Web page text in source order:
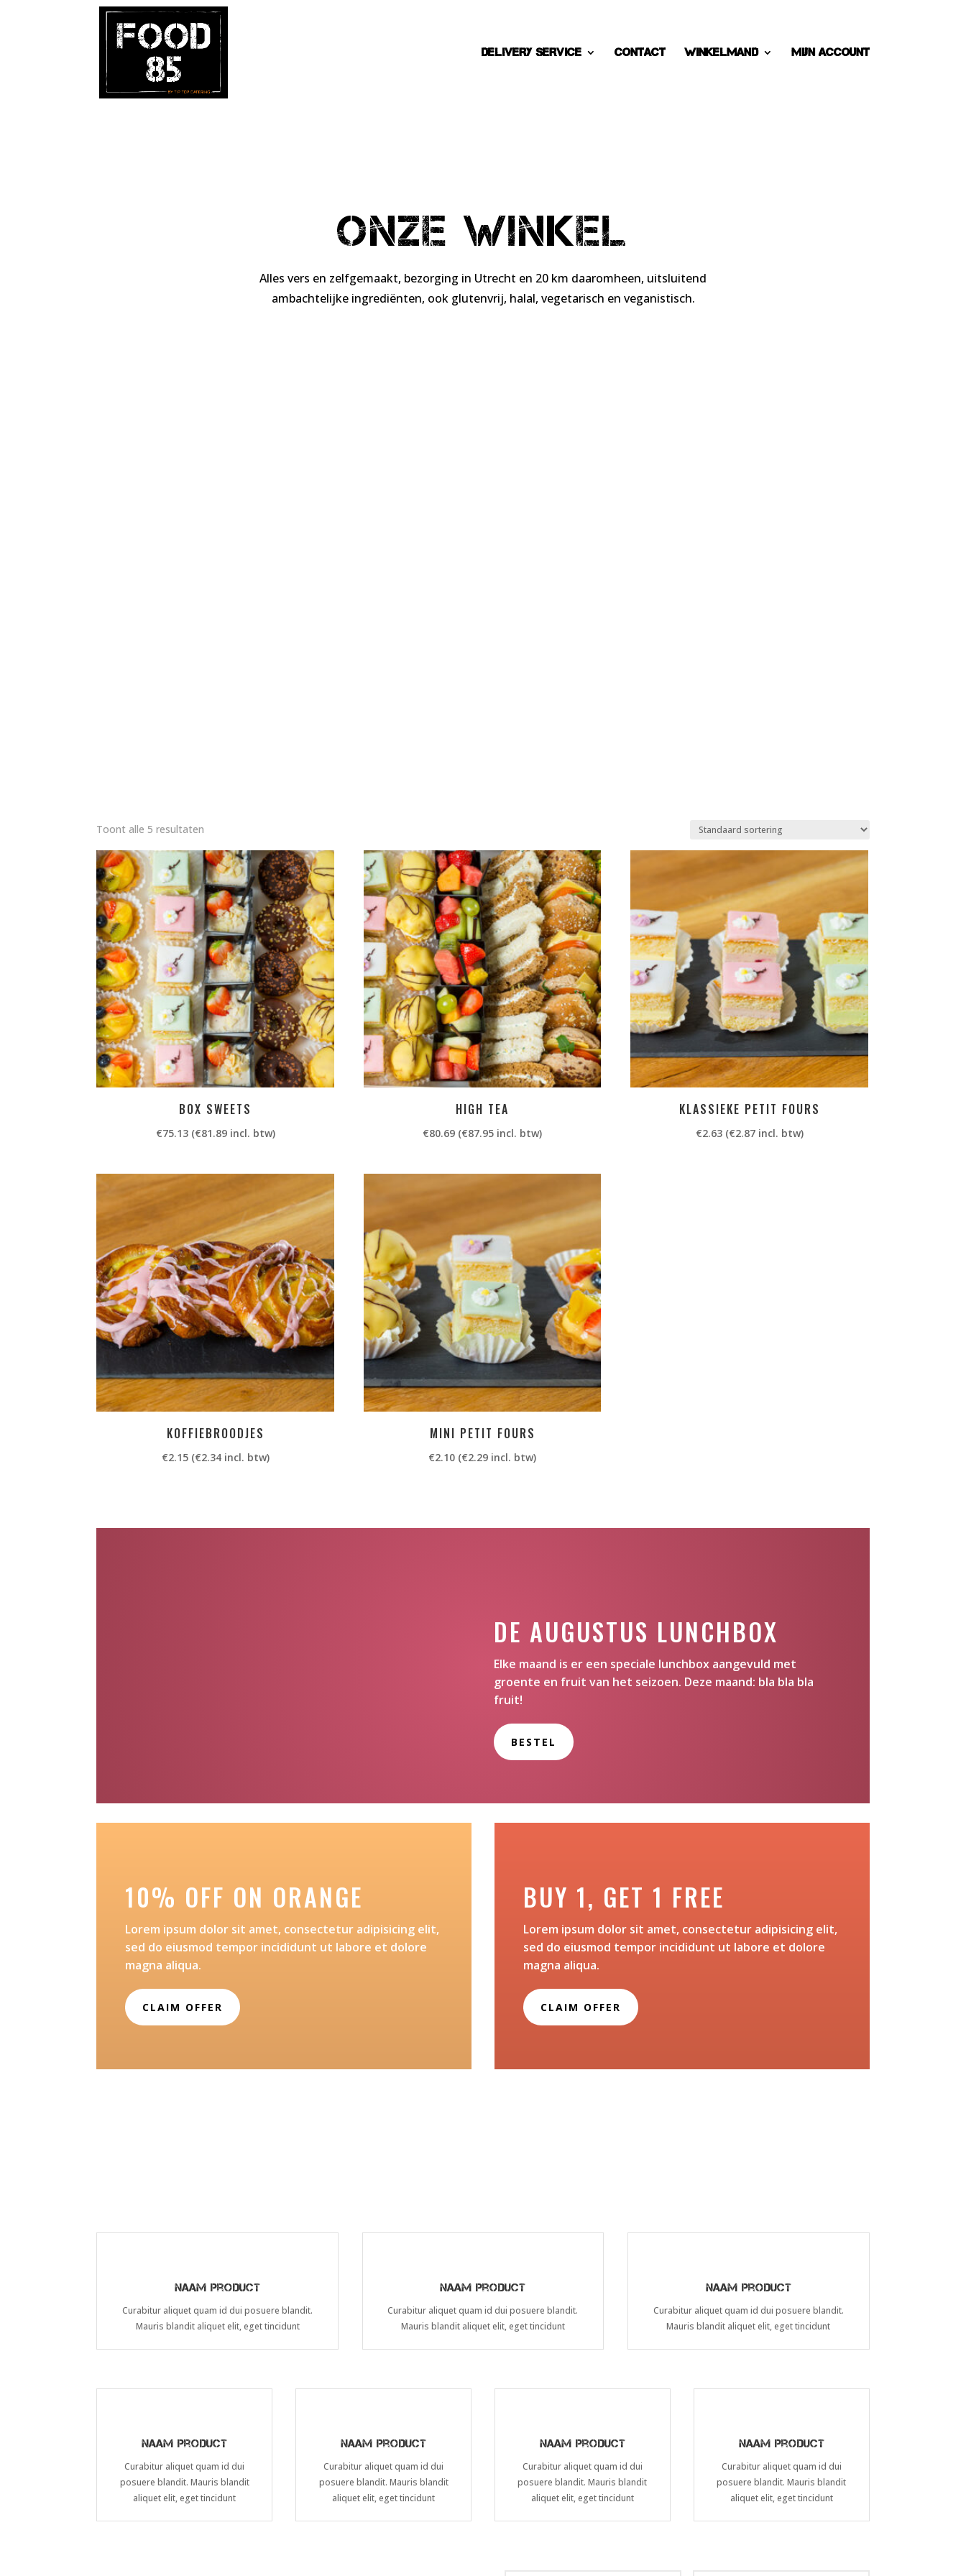
DELIVERY SERVICE Contact Winkelmand Mijn account
ONZE WINKEL
Alles vers en zelfgemaakt, bezorging in Utrecht en 20 km daaromheen, uitsluitend
ambachtelijke ingrediënten, ook glutenvrij, halal, vegetarisch en veganistisch.
Toont alle 5 resultaten
BOX SWEETS
€75.13 (€81.89incl. btw)
HIGH TEA
€80.69 (€87.95 incl. btw)
KLASSIEKE PETIT FOURS
€2.63 (€2.87incl. btw)
KOFFIEBROODJES
€2.15 (€2.34incl. btw)
MINI PETIT FOURS
€2.10 (€2.29 incl. btw)
DE AUGUSTUS LUNCHBOX
Elke maand is er een speciale lunchbox aangevuld met
groente en fruit van het seizoen. Deze maand: bla bla bla
fruit!
BESTEL
10% OFF ON ORANGE
Lorem ipsum dolor sit amet, consectetur adipisicing elit,
sed do eiusmod tempor incididunt ut labore et dolore
magna aliqua.
CLAIM OFFER
BUY 1, GET 1 FREE
Lorem ipsum dolor sit amet, consectetur adipisicing elit,
sed do eiusmod tempor incididunt ut labore et dolore
magna aliqua.
CLAIM OFFER
Naam product
Curabitur aliquet quam id dui posuere blandit.
Mauris blandit aliquet elit, eget tincidunt
Naam product
Curabitur aliquet quam id dui posuere blandit.
Mauris blandit aliquet elit, eget tincidunt
Naam product
Curabitur aliquet quam id dui posuere blandit.
Mauris blandit aliquet elit, eget tincidunt
Naam product
Curabitur aliquet quam id dui
posuere blandit. Mauris blandit
aliquet elit, eget tincidunt
Naam product
Curabitur aliquet quam id dui
posuere blandit. Mauris blandit
aliquet elit, eget tincidunt
Naam product
Curabitur aliquet quam id dui
posuere blandit. Mauris blandit
aliquet elit, eget tincidunt
Naam product
Curabitur aliquet quam id dui
posuere blandit. Mauris blandit
aliquet elit, eget tincidunt